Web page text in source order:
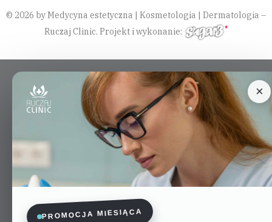
© 2026 by Medycyna estetyczna | Kosmetologia | Dermatologia –
Ruczaj Clinic. Projekt i wykonanie:
×
PROMOCJA MIESIĄCA